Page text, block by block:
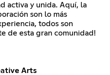
activa y unida. Aquí, la
son lo más
todos son
de esta gran comunidad!
Arts